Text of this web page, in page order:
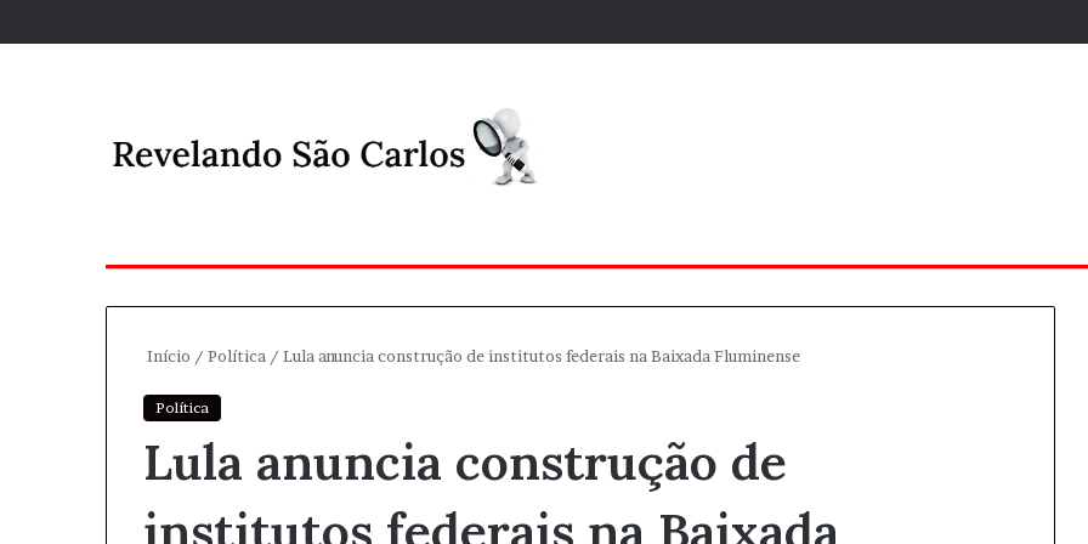
Início / Política / Lula anuncia construção de institutos federais na Baixada Fluminense
Política
Lula anuncia construção de
institutos federais na Baixada